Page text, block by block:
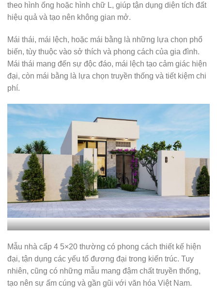
theo hình ống hoặc hình chữ L, giúp tận dụng diện tích đất
hiệu quả và tạo nên không gian mở.
Mái thái, mái lệch, hoặc mái bằng là những lựa chọn phổ
biến, tùy thuộc vào sở thích và phong cách của gia đình.
Mái thái mang đến sự độc đáo, mái lệch tạo cảm giác hiện
đại, còn mái bằng là lựa chọn truyền thống và tiết kiệm chi
phí.
Mẫu nhà cấp 4 5×20 thường có phong cách thiết kế hiện
đại, tận dụng các yếu tố đương đại trong kiến trúc. Tuy
nhiên, cũng có những mẫu mang đậm chất truyền thống,
tạo nên sự ấm cúng và gần gũi với văn hóa Việt Nam.